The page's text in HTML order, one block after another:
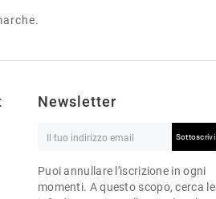
Newsletter
Sottoscrivi
Puoi annullare l'iscrizione in ogni
momenti. A questo scopo, cerca le